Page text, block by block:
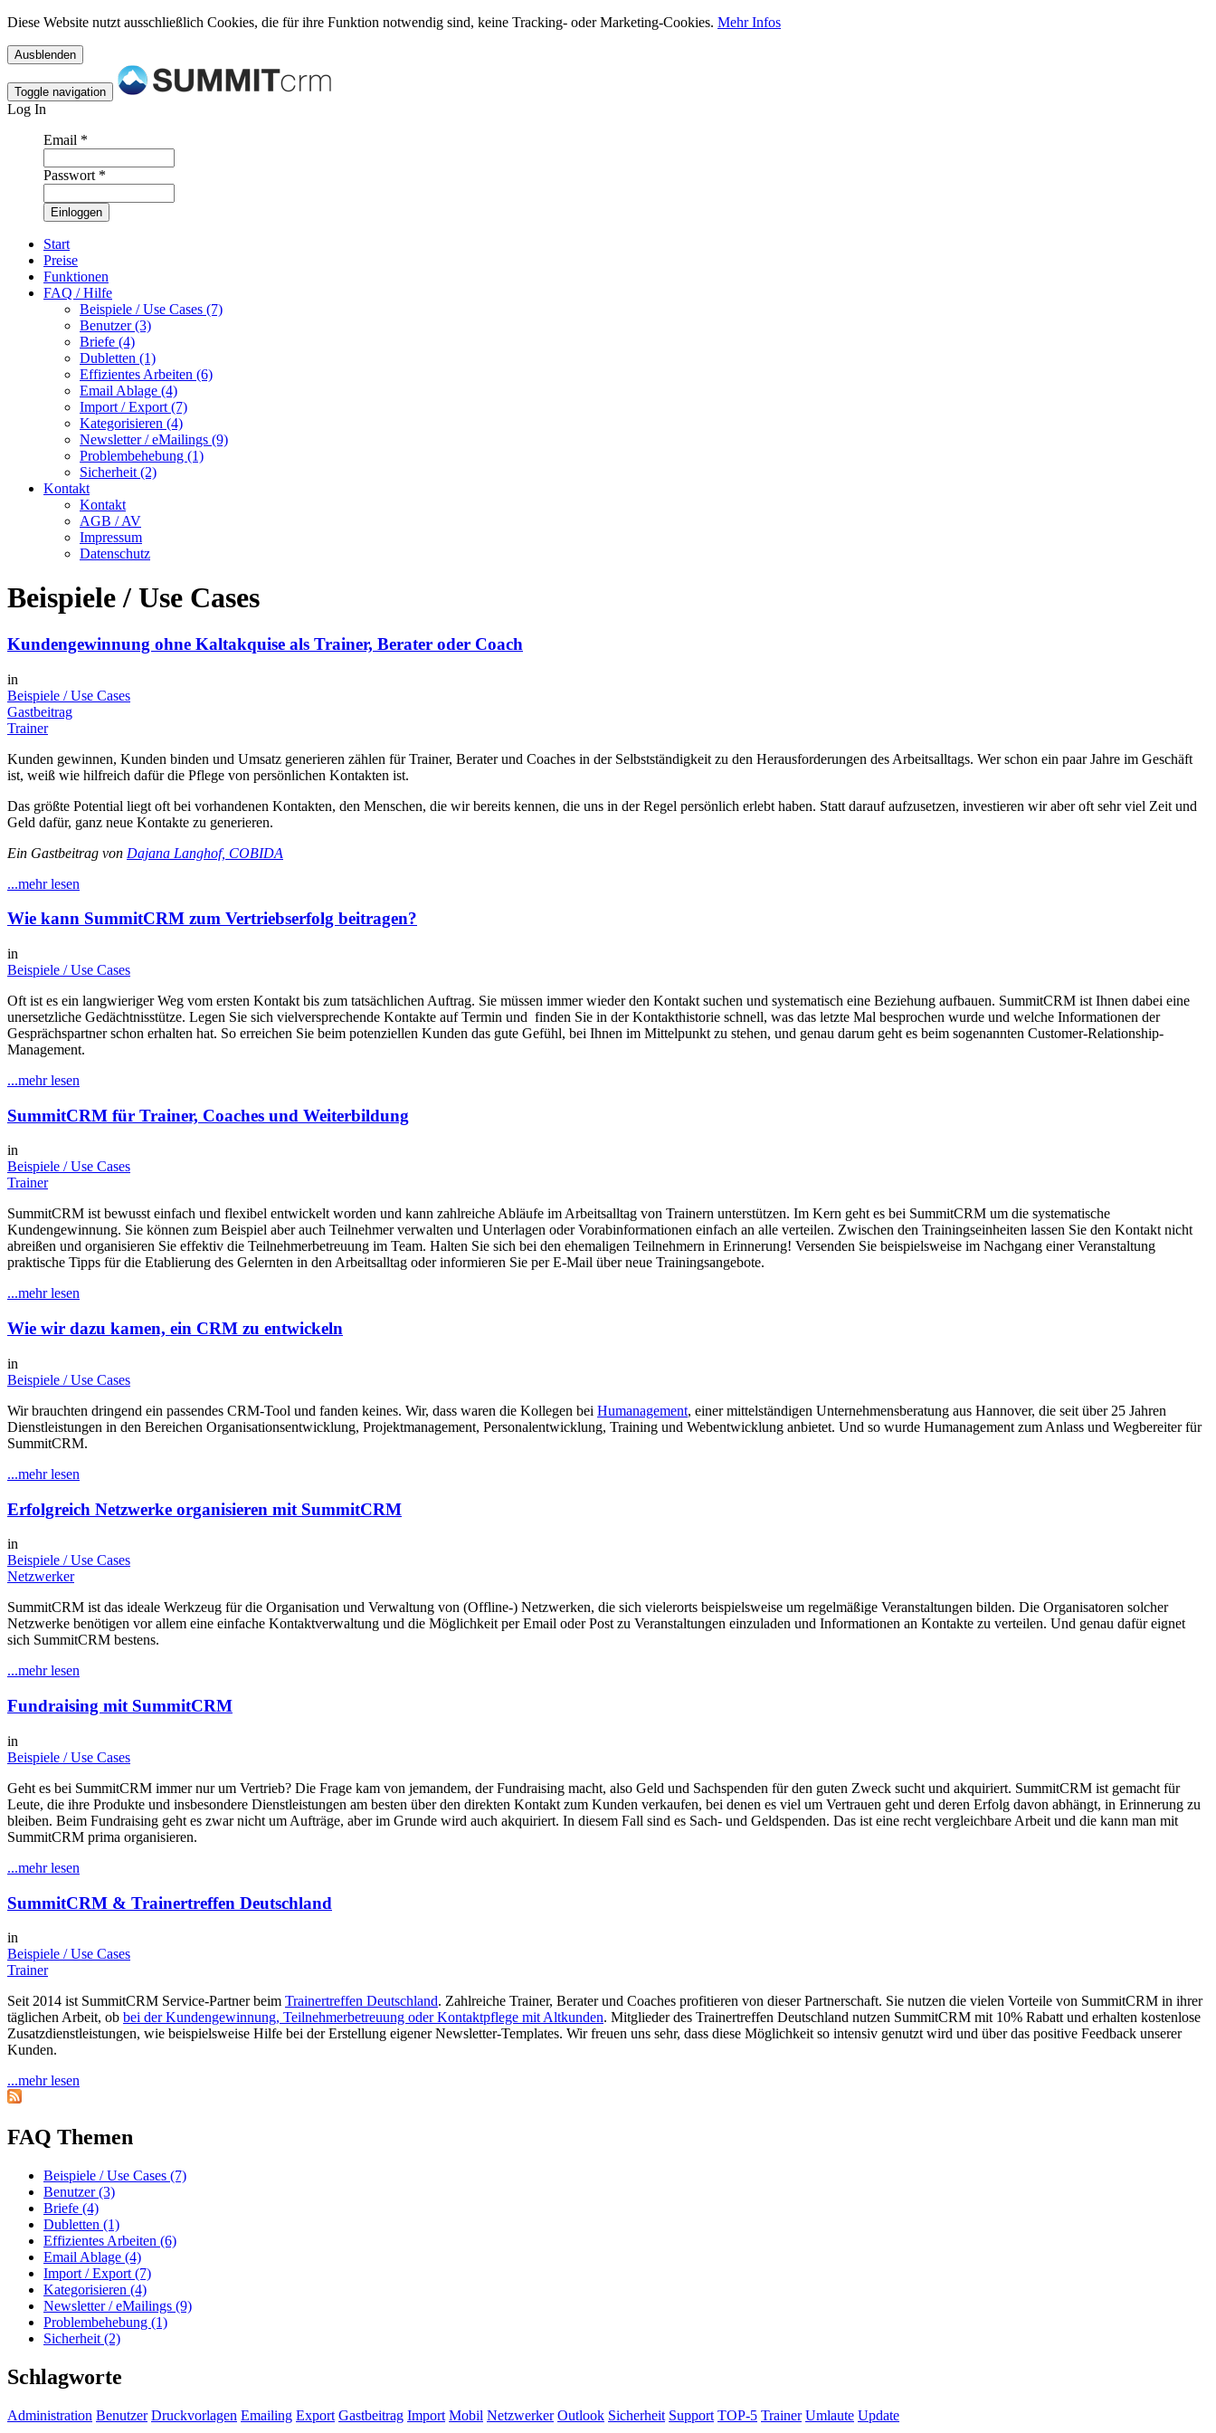
Diese Website nutzt ausschließlich Cookies, die für ihre Funktion notwendig sind, keine Tracking- oder Marketing-Cookies. Mehr Infos
Toggle navigation
Log In
Email *
Passwort *
Start
Preise
Funktionen
FAQ / Hilfe
Beispiele / Use Cases (7)
Benutzer (3)
Briefe (4)
Dubletten (1)
Effizientes Arbeiten (6)
Email Ablage (4)
Import / Export (7)
Kategorisieren (4)
Newsletter / eMailings (9)
Problembehebung (1)
Sicherheit (2)
Kontakt
Kontakt
AGB / AV
Impressum
Datenschutz
Beispiele / Use Cases
Kundengewinnung ohne Kaltakquise als Trainer, Berater oder Coach
in
Beispiele / Use Cases
Gastbeitrag
Trainer
Kunden gewinnen, Kunden binden und Umsatz generieren zählen für Trainer, Berater und Coaches in der Selbstständigkeit zu den Herausforderungen des Arbeitsalltags. Wer schon ein paar Jahre im Geschäft
ist, weiß wie hilfreich dafür die Pflege von persönlichen Kontakten ist.
Das größte Potential liegt oft bei vorhandenen Kontakten, den Menschen, die wir bereits kennen, die uns in der Regel persönlich erlebt haben. Statt darauf aufzusetzen, investieren wir aber oft sehr viel Zeit und
Geld dafür, ganz neue Kontakte zu generieren.
Ein Gastbeitrag von Dajana Langhof, COBIDA
...mehr lesen
Wie kann SummitCRM zum Vertriebserfolg beitragen?
in
Beispiele / Use Cases
Oft ist es ein langwieriger Weg vom ersten Kontakt bis zum tatsächlichen Auftrag. Sie müssen immer wieder den Kontakt suchen und systematisch eine Beziehung aufbauen. SummitCRM ist Ihnen dabei eine
unersetzliche Gedächtnisstütze. Legen Sie sich vielversprechende Kontakte auf Termin und finden Sie in der Kontakthistorie schnell, was das letzte Mal besprochen wurde und welche Informationen der
Gesprächspartner schon erhalten hat. So erreichen Sie beim potenziellen Kunden das gute Gefühl, bei Ihnen im Mittelpunkt zu stehen, und genau darum geht es beim sogenannten Customer-Relationship-
Management.
...mehr lesen
SummitCRM für Trainer, Coaches und Weiterbildung
in
Beispiele / Use Cases
Trainer
SummitCRM ist bewusst einfach und flexibel entwickelt worden und kann zahlreiche Abläufe im Arbeitsalltag von Trainern unterstützen. Im Kern geht es bei SummitCRM um die systematische
Kundengewinnung. Sie können zum Beispiel aber auch Teilnehmer verwalten und Unterlagen oder Vorabinformationen einfach an alle verteilen. Zwischen den Trainingseinheiten lassen Sie den Kontakt nicht
abreißen und organisieren Sie effektiv die Teilnehmerbetreuung im Team. Halten Sie sich bei den ehemaligen Teilnehmern in Erinnerung! Versenden Sie beispielsweise im Nachgang einer Veranstaltung
praktische Tipps für die Etablierung des Gelernten in den Arbeitsalltag oder informieren Sie per E-Mail über neue Trainingsangebote.
...mehr lesen
Wie wir dazu kamen, ein CRM zu entwickeln
in
Beispiele / Use Cases
Wir brauchten dringend ein passendes CRM-Tool und fanden keines. Wir, dass waren die Kollegen bei Humanagement, einer mittelständigen Unternehmensberatung aus Hannover, die seit über 25 Jahren
Dienstleistungen in den Bereichen Organisationsentwicklung, Projektmanagement, Personalentwicklung, Training und Webentwicklung anbietet. Und so wurde Humanagement zum Anlass und Wegbereiter für
SummitCRM.
...mehr lesen
Erfolgreich Netzwerke organisieren mit SummitCRM
in
Beispiele / Use Cases
Netzwerker
SummitCRM ist das ideale Werkzeug für die Organisation und Verwaltung von (Offline-) Netzwerken, die sich vielerorts beispielsweise um regelmäßige Veranstaltungen bilden. Die Organisatoren solcher
Netzwerke benötigen vor allem eine einfache Kontaktverwaltung und die Möglichkeit per Email oder Post zu Veranstaltungen einzuladen und Informationen an Kontakte zu verteilen. Und genau dafür eignet
sich SummitCRM bestens.
...mehr lesen
Fundraising mit SummitCRM
in
Beispiele / Use Cases
Geht es bei SummitCRM immer nur um Vertrieb? Die Frage kam von jemandem, der Fundraising macht, also Geld und Sachspenden für den guten Zweck sucht und akquiriert. SummitCRM ist gemacht für
Leute, die ihre Produkte und insbesondere Dienstleistungen am besten über den direkten Kontakt zum Kunden verkaufen, bei denen es viel um Vertrauen geht und deren Erfolg davon abhängt, in Erinnerung zu
bleiben. Beim Fundraising geht es zwar nicht um Aufträge, aber im Grunde wird auch akquiriert. In diesem Fall sind es Sach- und Geldspenden. Das ist eine recht vergleichbare Arbeit und die kann man mit
SummitCRM prima organisieren.
...mehr lesen
SummitCRM & Trainertreffen Deutschland
in
Beispiele / Use Cases
Trainer
Seit 2014 ist SummitCRM Service-Partner beim Trainertreffen Deutschland. Zahlreiche Trainer, Berater und Coaches profitieren von dieser Partnerschaft. Sie nutzen die vielen Vorteile von SummitCRM in ihrer
täglichen Arbeit, ob bei der Kundengewinnung, Teilnehmerbetreuung oder Kontaktpflege mit Altkunden. Mitglieder des Trainertreffen Deutschland nutzen SummitCRM mit 10% Rabatt und erhalten kostenlose
Zusatzdienstleistungen, wie beispielsweise Hilfe bei der Erstellung eigener Newsletter-Templates. Wir freuen uns sehr, dass diese Möglichkeit so intensiv genutzt wird und über das positive Feedback unserer
Kunden.
...mehr lesen
FAQ Themen
Beispiele / Use Cases (7)
Benutzer (3)
Briefe (4)
Dubletten (1)
Effizientes Arbeiten (6)
Email Ablage (4)
Import / Export (7)
Kategorisieren (4)
Newsletter / eMailings (9)
Problembehebung (1)
Sicherheit (2)
Schlagworte
Administration Benutzer Druckvorlagen Emailing Export Gastbeitrag Import Mobil Netzwerker Outlook Sicherheit Support TOP-5 Trainer Umlaute Update